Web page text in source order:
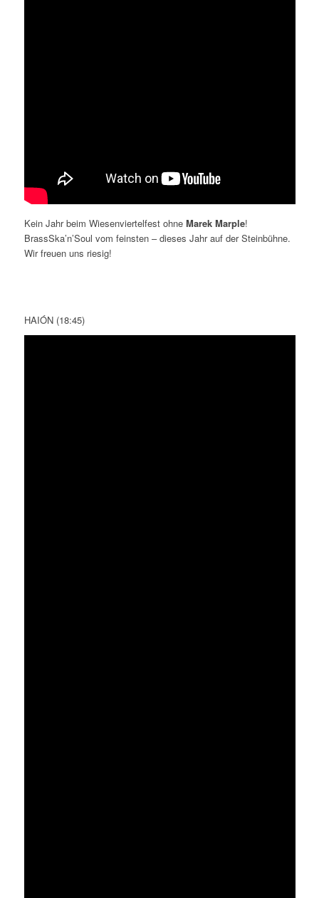
Kein Jahr beim Wiesenviertelfest ohne Marek Marple!
BrassSka’n’Soul vom feinsten – dieses Jahr auf der Steinbühne.
Wir freuen uns riesig!
HAIÓN (18:45)